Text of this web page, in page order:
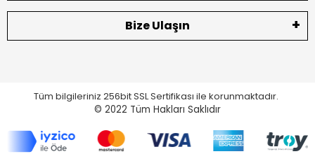
Bize Ulaşın
Tüm bilgileriniz 256bit SSL Sertifikası ile korunmaktadır.
© 2022 Tüm Hakları Saklıdır